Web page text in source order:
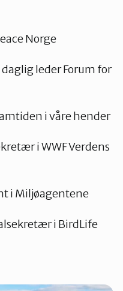
Norge
leder Forum for
i våre hender
i WWF Verdens
i Miljøagentene
i BirdLife